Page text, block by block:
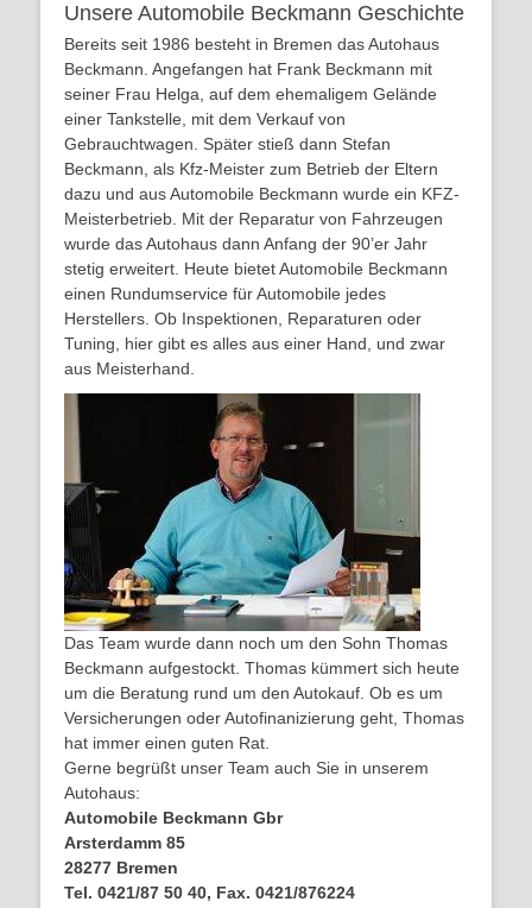
Unsere Automobile Beckmann Geschichte
Bereits seit 1986 besteht in Bremen das Autohaus
Beckmann. Angefangen hat Frank Beckmann mit
seiner Frau Helga, auf dem ehemaligem Gelände
einer Tankstelle, mit dem Verkauf von
Gebrauchtwagen. Später stieß dann Stefan
Beckmann, als Kfz-Meister zum Betrieb der Eltern
dazu und aus Automobile Beckmann wurde ein KFZ-
Meisterbetrieb. Mit der Reparatur von Fahrzeugen
wurde das Autohaus dann Anfang der 90’er Jahr
stetig erweitert. Heute bietet Automobile Beckmann
einen Rundumservice für Automobile jedes
Herstellers. Ob Inspektionen, Reparaturen oder
Tuning, hier gibt es alles aus einer Hand, und zwar
aus Meisterhand.
Das Team wurde dann noch um den Sohn Thomas
Beckmann aufgestockt. Thomas kümmert sich heute
um die Beratung rund um den Autokauf. Ob es um
Versicherungen oder Autofinanizierung geht, Thomas
hat immer einen guten Rat.
Gerne begrüßt unser Team auch Sie in unserem
Autohaus:
Automobile Beckmann Gbr
Arsterdamm 85
28277 Bremen
Tel. 0421/87 50 40, Fax. 0421/876224